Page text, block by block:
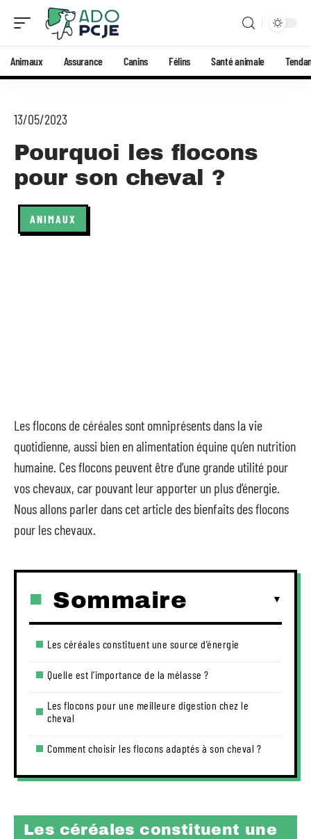
Animaux Assurance Canins Félins Santé animale
13/05/2023
Pourquoi les flocons
pour son cheval ?
ANIMAUX
Les flocons de céréales sont omniprésents dans la vie
quotidienne, aussi bien en alimentation équine qu’en nutrition
humaine. Ces flocons peuvent être d’une grande utilité pour
vos chevaux, car pouvant leur apporter un plus d’énergie.
Nous allons parler dans cet article des bienfaits des flocons
pour les chevaux.
Sommaire
Les céréales constituent une source d’énergie
Quelle est l’importance de la mélasse ?
Les flocons pour une meilleure digestion chez le
cheval
Comment choisir les flocons adaptés à son cheval ?
Les céréales constituent une